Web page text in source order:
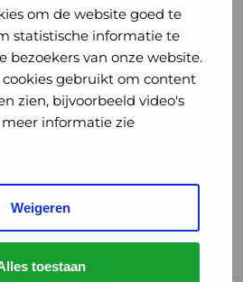
om de website goed te
statistische informatie te
bezoekers van onze website.
gebruikt om content
zien, bijvoorbeeld video's
meer informatie zie
Weigeren
toestaan
media